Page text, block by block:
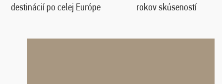
destinácií po celej Európe rokov skúseností